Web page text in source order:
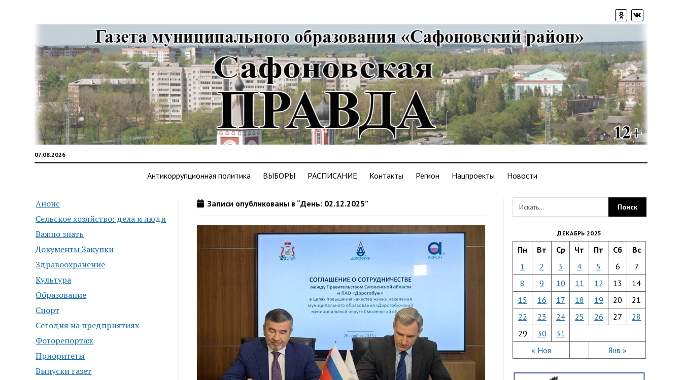
07.08.2026
Антикоррупционная политика ВЫБОРЫ РАСПИСАНИЕ Контакты Регион Нацпроекты Новости
Анонс
Сельское хозяйство: дела и люди
Важно знать
Документы Закупки
Здравоохранение
Культура
Образование
Спорт
Сегодня на предприятиях
Фоторепортаж
Приоритеты
Выпуски газет
Записи опубликованы в “День: 02.12.2025”
ДЕКАБРЬ 2025
Пн Вт Ср Чт Пт Сб Вс
« Ноя Янв »
1 2 3 4 5 6
7
8
9 10 11 12 13
14
15
16 17 18 19 20
21
22
23 24 25 26 27
28
29
30 31